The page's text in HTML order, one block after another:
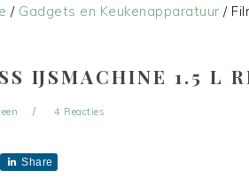
/ Gadgets en Keukenapparatuur /
IJSMACHINE 1.5 L
4 Reacties
Share